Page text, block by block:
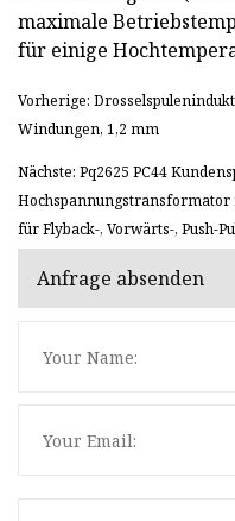
maximale
für einige
Vorherige:
Windungen, 1,2 mm
Nächste: Pq2625 PC44
für Flyback-, Vorwärts-, Push-
Anfrage absenden